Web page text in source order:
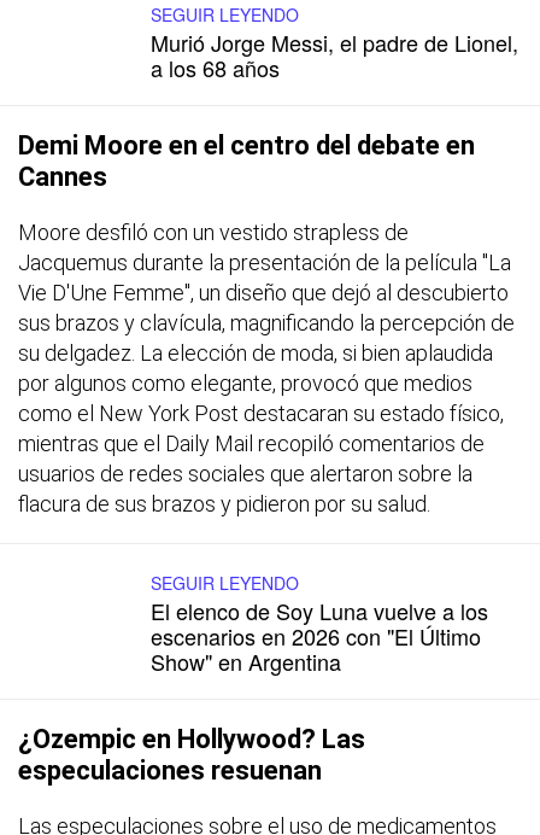
SEGUIR LEYENDO
Murió Jorge Messi, el padre de Lionel,
a los 68 años
Demi Moore en el centro del debate en
Cannes
Moore desfiló con un vestido strapless de
Jacquemus durante la presentación de la película "La
Vie D'Une Femme", un diseño que dejó al descubierto
sus brazos y clavícula, magnificando la percepción de
su delgadez. La elección de moda, si bien aplaudida
por algunos como elegante, provocó que medios
como el New York Post destacaran su estado físico,
mientras que el Daily Mail recopiló comentarios de
usuarios de redes sociales que alertaron sobre la
flacura de sus brazos y pidieron por su salud.
SEGUIR LEYENDO
El elenco de Soy Luna vuelve a los
escenarios en 2026 con "El Último
Show" en Argentina
¿Ozempic en Hollywood? Las
especulaciones resuenan
Las especulaciones sobre el uso de medicamentos